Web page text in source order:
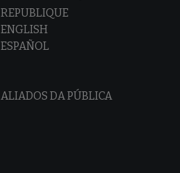
REPUBLIQUE
ENGLISH
ESPAÑOL
ALIADOS DA PÚBLICA